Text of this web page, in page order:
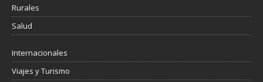
Rurales
Salud
Internacionales
Viajes y Turismo